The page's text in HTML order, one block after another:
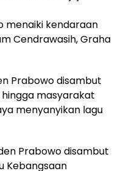
menaiki kendaraan
Cendrawasih, Graha
Prabowo disambut
masyarakat
menyanyikan lagu
Prabowo disambut
Kebangsaan